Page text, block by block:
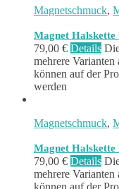
Magnetschmuck,
Magnet Halskette
79,00 € Details
mehrere
können auf der
werden
Magnetschmuck,
Magnet
79,00 € Details
mehrere
können auf der